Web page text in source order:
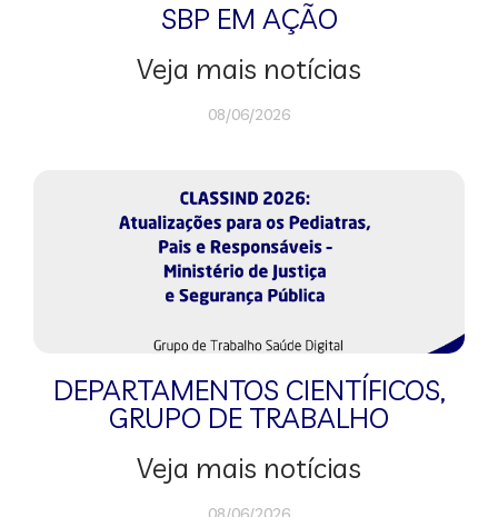
SBP EM AÇÃO
Veja mais notícias
08/06/2026
DEPARTAMENTOS CIENTÍFICOS,
GRUPO DE TRABALHO
Veja mais notícias